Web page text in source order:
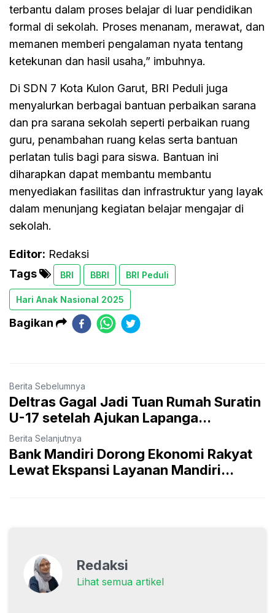
terbantu dalam proses belajar di luar pendidikan
formal di sekolah. Proses menanam, merawat, dan
memanen memberi pengalaman nyata tentang
ketekunan dan hasil usaha,” imbuhnya.
Di SDN 7 Kota Kulon Garut, BRI Peduli juga
menyalurkan berbagai bantuan perbaikan sarana
dan pra sarana sekolah seperti perbaikan ruang
guru, penambahan ruang kelas serta bantuan
perlatan tulis bagi para siswa. Bantuan ini
diharapkan dapat membantu membantu
menyediakan fasilitas dan infrastruktur yang layak
dalam menunjang kegiatan belajar mengajar di
sekolah.
Editor: Redaksi
Tags
BRI BBRI BRI Peduli
Hari Anak Nasional 2025
Bagikan
Berita Sebelumnya
Deltras Gagal Jadi Tuan Rumah Suratin
U-17 setelah Ajukan Lapanga...
Berita Selanjutnya
Bank Mandiri Dorong Ekonomi Rakyat
Lewat Ekspansi Layanan Mandiri...
Redaksi
Lihat semua artikel